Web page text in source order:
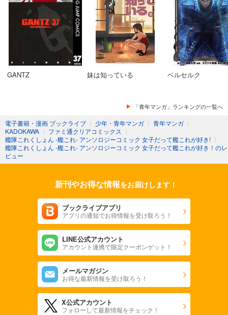
GANTZ 妹は知っている ベルセルク
「青年マンガ」ランキングの一覧へ
電子書籍・漫画 ブックライブ 〉 少年・青年マンガ 〉 青年マンガ 〉
KADOKAWA 〉 ファミ通クリアコミックス 〉
艦隊これくしょん -艦これ- アンソロジーコミック 女子だって艦これが好き! 〉
艦隊これくしょん -艦これ- アンソロジーコミック 女子だって艦これが好き！のレ
ビュー
新刊やお得な情報をお届けします！
ブックライブアプリ
アプリの通知でお得情報を受け取ろう！
LINE公式アカウント
アカウント連携で限定クーポンゲット！
メールマガジン
お得な最新情報を受け取ろう！
X公式アカウント
フォローして最新情報をチェック！